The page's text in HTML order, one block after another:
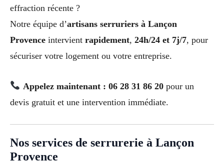
effraction récente ?
Notre équipe d’artisans serruriers à Lançon
Provence intervient rapidement, 24h/24 et 7j/7, pour
sécuriser votre logement ou votre entreprise.
Appelez maintenant : 06 28 31 86 20pour un
devis gratuit et une intervention immédiate.
Nos services de serrurerie à Lançon
Provence